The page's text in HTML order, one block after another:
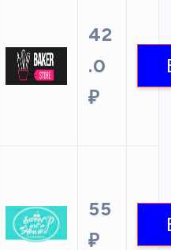
42
.0
₽
55
₽